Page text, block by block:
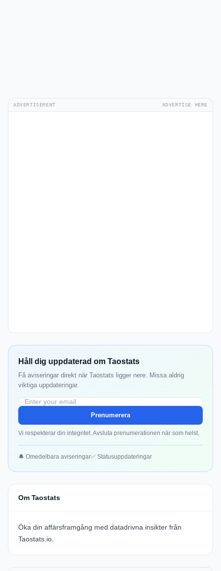
ADVERTISEMENT ADVERTISE HERE
Håll dig uppdaterad om Taostats
Få aviseringar direkt när Taostats ligger nere. Missa aldrig
viktiga uppdateringar.
Prenumerera
Vi respekterar din integritet. Avsluta prenumerationen när som helst.
🔔 Omedelbara aviseringar✅ Statusuppdateringar
Om Taostats
Öka din affärsframgång med datadrivna insikter från
Taostats.io.